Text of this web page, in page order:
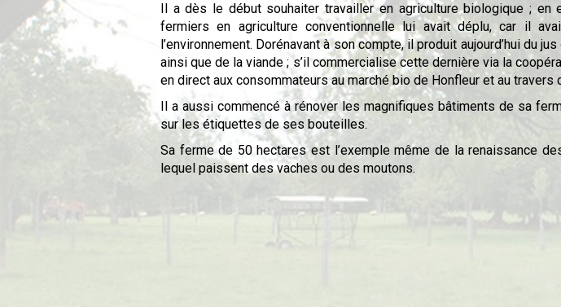
Il a dès le début souhaiter travailler en agriculture biologique ;
fermiers en agriculture conventionnelle lui avait déplu, car il
l’environnement. Dorénavant à son compte, il produit aujourd’hui du
ainsi que de la viande ; s’il commercialise cette dernière via la
en direct aux consommateurs au marché bio de Honfleur et au travers
Il a aussi commencé à rénover les magnifiques bâtiments de sa
sur les étiquettes de ses bouteilles.
Sa ferme de 50 hectares est l’exemple même de la renaissance
lequel paissent des vaches ou des moutons.